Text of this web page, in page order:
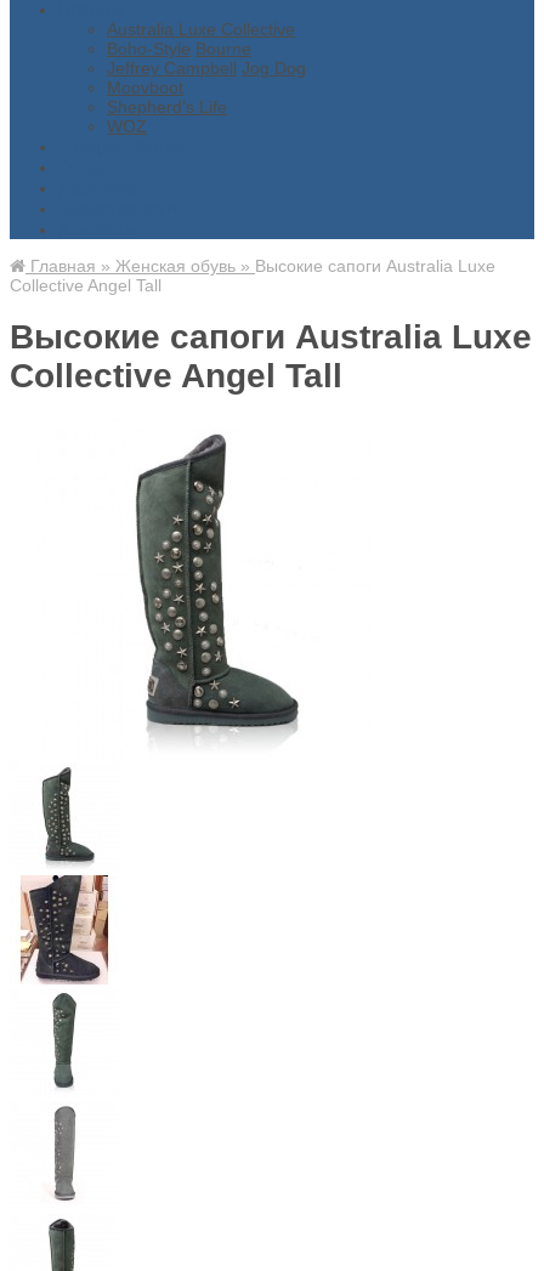
Australia Luxe Collective
Boho-Style Bourne
Jeffrey Campbell Jog Dog
Moovboot
Shepherd’s Life
WOZ
Главная » Женская обувь » Высокие сапоги Australia Luxe
Collective Angel Tall
Высокие сапоги Australia Luxe
Collective Angel Tall